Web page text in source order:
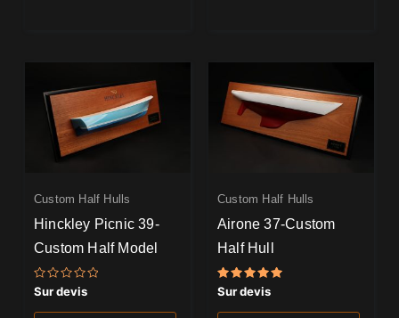
Custom Half Hulls
Hinckley Picnic 39-
Custom Half Model
Note
0
sur
Sur devis
Custom Half Hulls
Airone 37-Custom
Half Hull
Note
5.00
sur 5
Sur devis